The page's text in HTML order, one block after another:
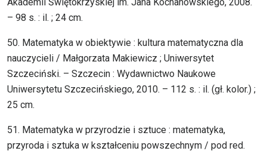
– 98 s. : il. ; 24 cm.
50. Matematyka w obiektywie : kultura matematyczna dla
nauczycieli / Małgorzata Makiewicz ; Uniwersytet
Szczeciński. – Szczecin : Wydawnictwo Naukowe
Uniwersytetu Szczecińskiego, 2010. – 112 s. : il. (gł. kolor.) ;
25 cm.
51. Matematyka w przyrodzie i sztuce : matematyka,
przyroda i sztuka w kształceniu powszechnym / pod red.